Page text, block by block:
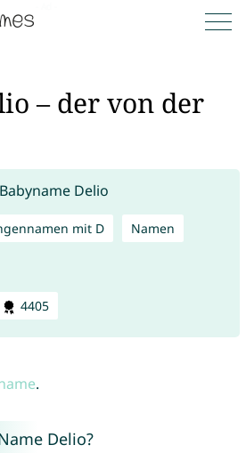
– der von der
mit D Namen
4405
.
Delio?